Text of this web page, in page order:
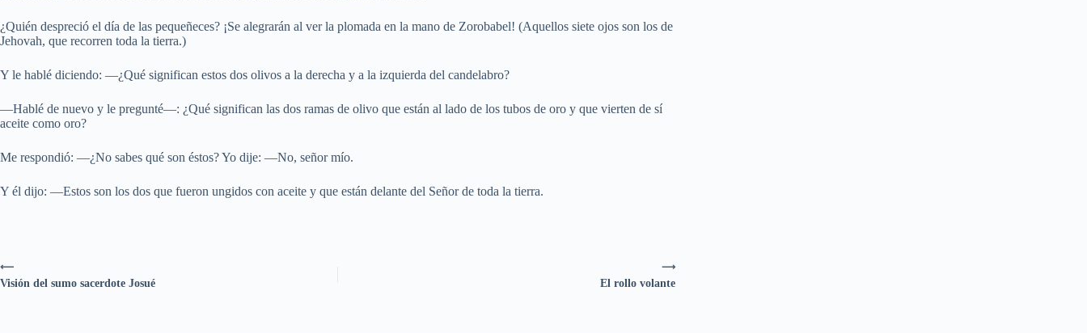
¿Quién despreció el día de las pequeñeces? ¡Se alegrarán al ver la plomada en la mano de Zorobabel! (Aquellos siete ojos son los de
Jehovah, que recorren toda la tierra.)
Y le hablé diciendo: —¿Qué significan estos dos olivos a la derecha y a la izquierda del candelabro?
—Hablé de nuevo y le pregunté—: ¿Qué significan las dos ramas de olivo que están al lado de los tubos de oro y que vierten de sí
aceite como oro?
Me respondió: —¿No sabes qué son éstos? Yo dije: —No, señor mío.
Y él dijo: —Estos son los dos que fueron ungidos con aceite y que están delante del Señor de toda la tierra.
⟶
El rollo volante
⟵
Visión del sumo sacerdote Josué